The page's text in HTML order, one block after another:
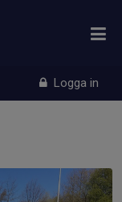
Logga in